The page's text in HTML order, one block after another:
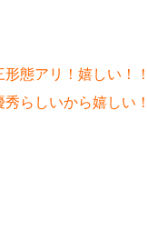
態アリ！嬉しい！！
らしいから嬉しい